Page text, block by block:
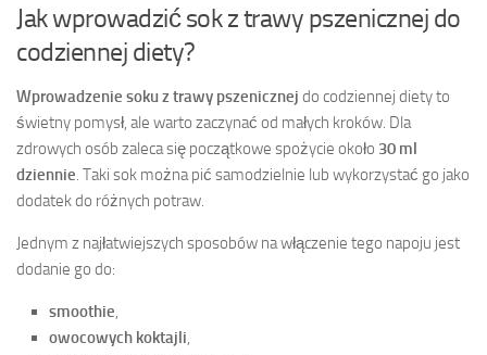
Jak wprowadzić sok z trawy pszenicznej do
codziennej diety?
Wprowadzenie soku z trawy pszenicznej do codziennej diety to
świetny pomysł, ale warto zaczynać od małych kroków. Dla
zdrowych osób zaleca się początkowe spożycie około 30 ml
dziennie. Taki sok można pić samodzielnie lub wykorzystać go jako
dodatek do różnych potraw.
Jednym z najłatwiejszych sposobów na włączenie tego napoju jest
dodanie go do:
smoothie,
owocowych koktajli,